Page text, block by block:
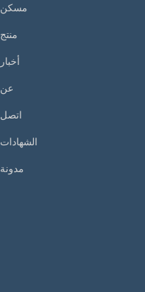
مسكن
منتج
أخبار
عن
اتصل
الشهادات
مدونة